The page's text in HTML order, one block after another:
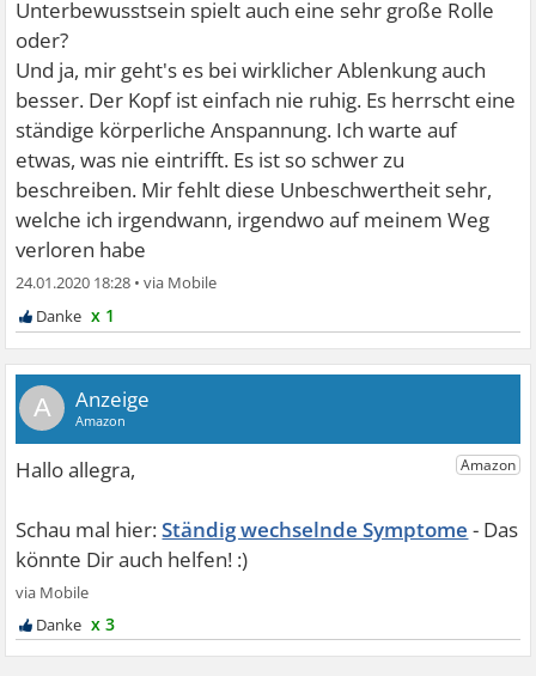
Unterbewusstsein spielt auch eine sehr große Rolle
oder?
Und ja, mir geht's es bei wirklicher Ablenkung auch
besser. Der Kopf ist einfach nie ruhig. Es herrscht eine
ständige körperliche Anspannung. Ich warte auf
etwas, was nie eintrifft. Es ist so schwer zu
beschreiben. Mir fehlt diese Unbeschwertheit sehr,
welche ich irgendwann, irgendwo auf meinem Weg
verloren habe
24.01.2020 18:28 •
x 1
A
Ständig wechselnde Symptome
x 3